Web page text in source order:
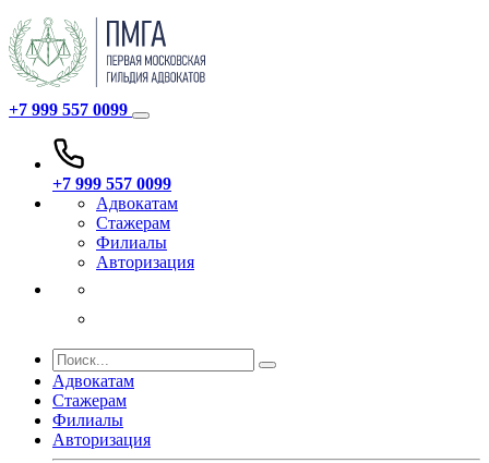
+7 999 557 0099
+7 999 557 0099
Адвокатам
Стажерам
Филиалы
Авторизация
Адвокатам
Стажерам
Филиалы
Авторизация